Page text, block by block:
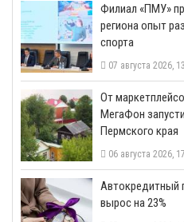
​Филиал «ПМУ»
региона опыт
спорта
07 августа 2026,
От
МегаФон
Пермского края
06 августа 2026,
​Автокредитный
вырос на 23%